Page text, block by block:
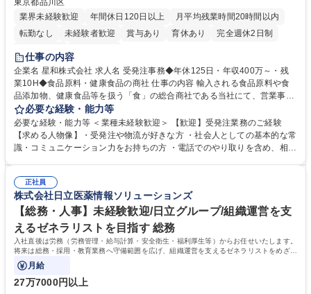
東京都品川区
業界未経験歓迎
年間休日120日以上
月平均残業時間20時間以内
転勤なし
未経験者歓迎 賞与あり 育休あり
完全週休2日制
交通費支給
仕事の内容
企業名 星和株式会社 求人名 受発注事務◆年休125日・年収400万～・残
業10H◆食品原料・健康食品の商社 仕事の内容 輸入される食品原料や食
品添加物、健康食品等を扱う「食」の総合商社である当社にて、営業事務
として営業サポートや書類作成、データ入力、電話対応などの業務をお任
せします。 ・受注／出荷指示／売上管理／仕入管理／在庫管理／お客様や
倉庫と電話確認など、販売に関わる事務、営業サポートをお願いします。
・入社後は商品について覚えることから始め、先輩社員OJTと共に業務を
万～・残業10H◆食品原料・健康食品の商社
必要な経験・能力等
必要な経験・能力等 ＜業種未経験歓迎＞ 【歓迎】受発注業務のご経験
【求める人物像】・受発注や物流が好きな方 ・社会人としての基本的な常
識・コミュニケーション力をお持ちの方 ・電話でのやり取りを含め、相手
演算ができる方 ・業務ルールや指示を理解し、行動できる方 学歴・資格
学歴：大学院 大学 短大 語学力： 資格：
正社員
株式会社日立医薬情報ソリューションズ
【総務・人事】未経験歓迎/日立グループ/組織運営を支
えるゼネラリストを目指す 総務
入社直後は労務（労務管理・給与計算・安全衛生・福利厚生等）からお任せいたします。
将来は総務・採用・教育業務へ守備範囲を広げ、組織運営を支えるゼネラリストをめざせ
ます。
月給
27万7000円以上